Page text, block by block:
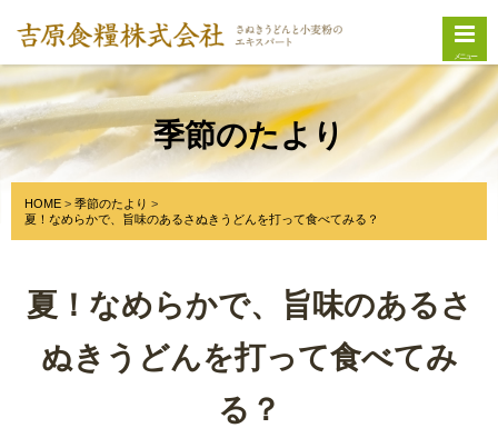
メニュー
季節のたより
HOME
季節のたより
夏！なめらかで、旨味のあるさぬきうどんを打って食べてみる？
夏！なめらかで、旨味のあるさ
ぬきうどんを打って食べてみ
る？